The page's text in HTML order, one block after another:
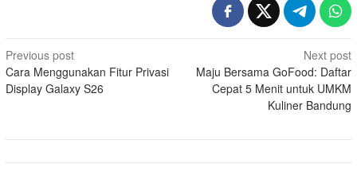
Post
navigation
Previous post
Cara Menggunakan Fitur Privasi
Display Galaxy S26
Next post
Maju Bersama GoFood: Daftar
Cepat 5 Menit untuk UMKM
Kuliner Bandung